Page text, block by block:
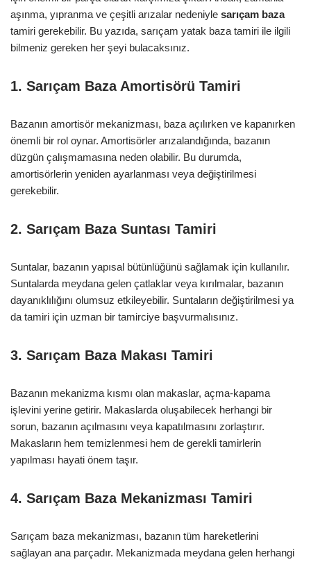
aşınma, yıpranma ve çeşitli arızalar nedeniyle sarıçam baza
tamiri gerekebilir. Bu yazıda, sarıçam yatak baza tamiri ile ilgili
bilmeniz gereken her şeyi bulacaksınız.
1. Sarıçam Baza Amortisörü Tamiri
Bazanın amortisör mekanizması, baza açılırken ve kapanırken
önemli bir rol oynar. Amortisörler arızalandığında, bazanın
düzgün çalışmamasına neden olabilir. Bu durumda,
amortisörlerin yeniden ayarlanması veya değiştirilmesi
gerekebilir.
2. Sarıçam Baza Suntası Tamiri
Suntalar, bazanın yapısal bütünlüğünü sağlamak için kullanılır.
Suntalarda meydana gelen çatlaklar veya kırılmalar, bazanın
dayanıklılığını olumsuz etkileyebilir. Suntaların değiştirilmesi ya
da tamiri için uzman bir tamirciye başvurmalısınız.
3. Sarıçam Baza Makası Tamiri
Bazanın mekanizma kısmı olan makaslar, açma-kapama
işlevini yerine getirir. Makaslarda oluşabilecek herhangi bir
sorun, bazanın açılmasını veya kapatılmasını zorlaştırır.
Makasların hem temizlenmesi hem de gerekli tamirlerin
yapılması hayati önem taşır.
4. Sarıçam Baza Mekanizması Tamiri
Sarıçam baza mekanizması, bazanın tüm hareketlerini
sağlayan ana parçadır. Mekanizmada meydana gelen herhangi